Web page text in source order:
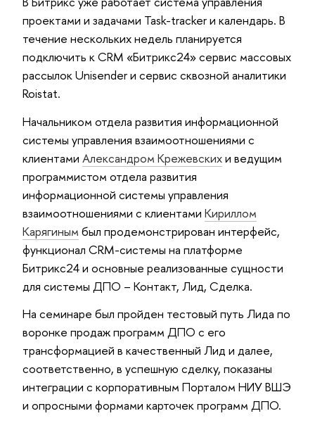
проектами и задачами Task-tracker и календарь. В
течение нескольких недель планируется
подключить к CRM «Битрикс24» сервис массовых
рассылок Unisender и сервис сквозной аналитики
Roistat.
Начальником отдела развития информационной
системы управления взаимоотношениями с
клиентами Александром Крежевскихи ведущим
программистом отдела развития
информационной системы управления
взаимоотношениями с клиентами Кириллом
Карягиным был продемонстрирован интерфейс,
функционал CRM-системы на платформе
Битрикс24 и основные реализованные сущности
для системы ДПО – Контакт, Лид, Сделка.
На семинаре был пройден тестовый путь Лида по
воронке продаж программ ДПО с его
трансформацией в качественный Лид и далее,
соответственно, в успешную сделку, показаны
интеграции с корпоративным Порталом НИУ ВШЭ
и опросными формами карточек программ ДПО.